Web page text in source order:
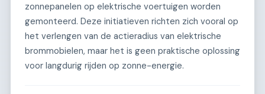
zonnepanelen op elektrische voertuigen worden
gemonteerd. Deze initiatieven richten zich vooral op
het verlengen van de actieradius van elektrische
brommobielen, maar het is geen praktische oplossing
voor langdurig rijden op zonne-energie.